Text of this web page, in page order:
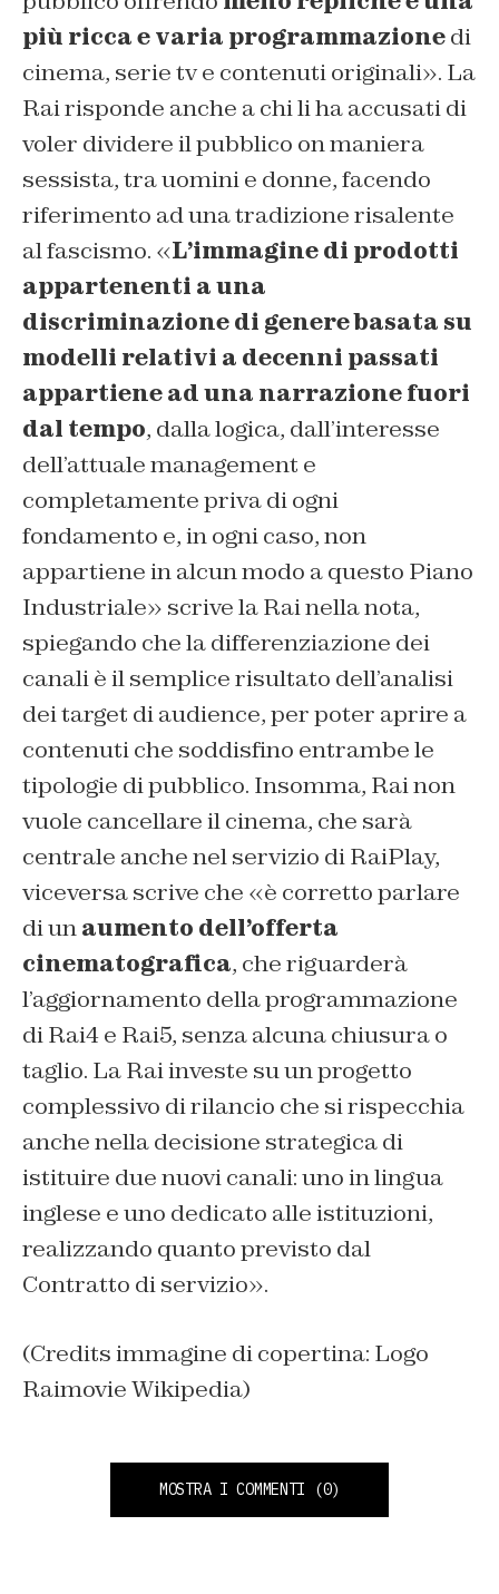
più ricca e varia programmazionedi
cinema, serie tv e contenuti originali». La
Rai risponde anche a chi li ha accusati di
voler dividere il pubblico on maniera
sessista, tra uomini e donne, facendo
riferimento ad una tradizione risalente
al fascismo. «L’immagine di prodotti
appartenenti a una
discriminazione di genere basata su
modelli relativi a decenni passati
appartiene ad una narrazione fuori
dal tempo, dalla logica, dall’interesse
dell’attuale management e
completamente priva di ogni
fondamento e, in ogni caso, non
appartiene in alcun modo a questo Piano
Industriale» scrive la Rai nella nota,
spiegando che la differenziazione dei
canali è il semplice risultato dell’analisi
dei target di audience, per poter aprire a
contenuti che soddisfino entrambe le
tipologie di pubblico. Insomma, Rai non
vuole cancellare il cinema, che sarà
centrale anche nel servizio di RaiPlay,
viceversa scrive che «è corretto parlare
di unaumento dell’offerta
cinematografica, che riguarderà
l’aggiornamento della programmazione
di Rai4 e Rai5, senza alcuna chiusura o
taglio. La Rai investe su un progetto
complessivo di rilancio che si rispecchia
anche nella decisione strategica di
istituire due nuovi canali: uno in lingua
inglese e uno dedicato alle istituzioni,
realizzando quanto previsto dal
Contratto di servizio».
(Credits immagine di copertina: Logo
Raimovie Wikipedia)
MOSTRA I COMMENTI (0)